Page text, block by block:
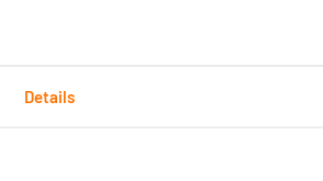
Details